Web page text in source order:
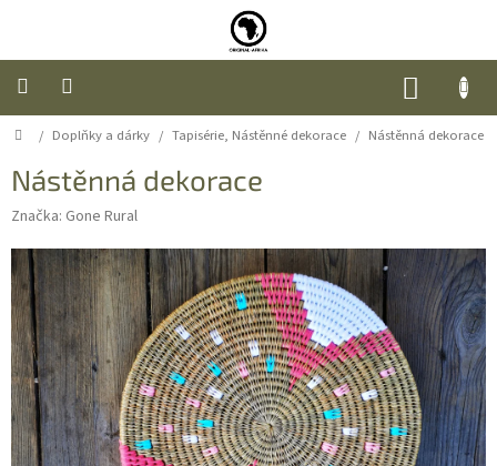
Úvod
Nábytek
Doplňky
a
dárky
Food
O
Domů
/ Doplňky a dárky / Tapisérie, Nástěnné dekorace / Nástěnná dekorace
Nástěnná dekorace
Značka: Gone Rural